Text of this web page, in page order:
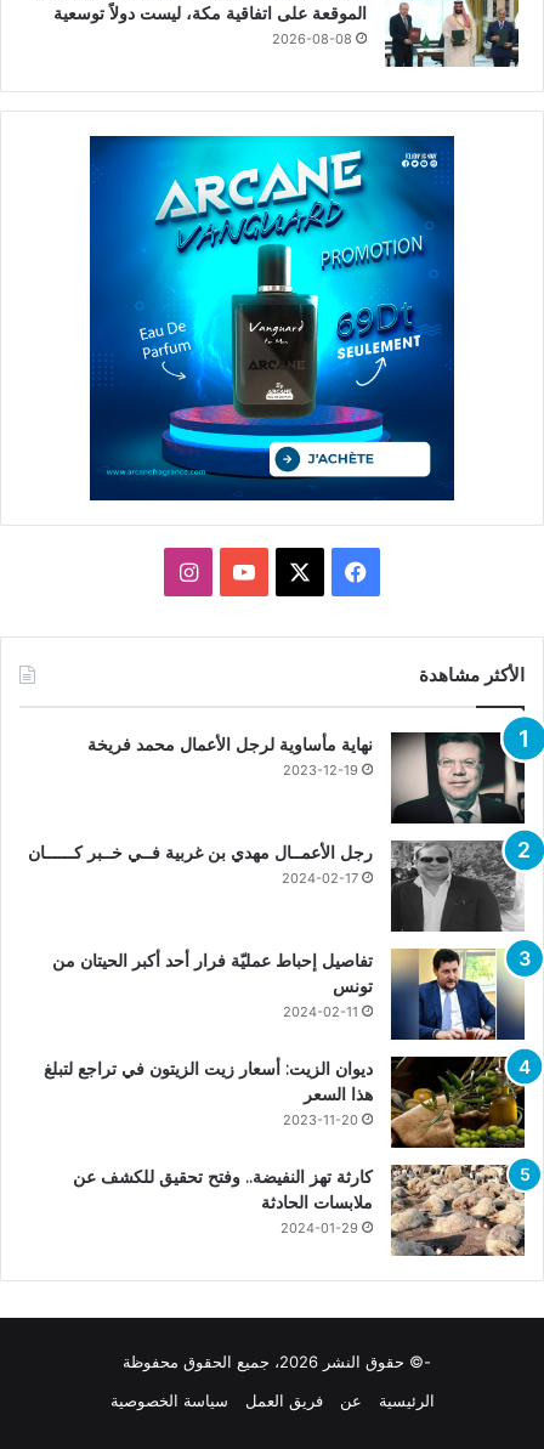
الموقعة على اتفاقية مكة، ليست دولاً توسعية
2026-08-08
فيسبوك يوتيوبانستقرام
الأكثر مشاهدة
نهاية مأساوية لرجل الأعمال محمد فريخة
2023-12-19
رجل الأعمــال مهدي بن غربية فــي خــبر كــــــان
2024-02-17
تفاصيل إحباط عمليّة فرار أحد أكبر الحيتان من
تونس
2024-02-11
ديوان الزيت: أسعار زيت الزيتون في تراجع لتبلغ
هذا السعر
2023-11-20
كارثة تهز النفيضة.. وفتح تحقيق للكشف عن
ملابسات الحادثة
2024-01-29
-© حقوق النشر 2026، جميع الحقوق محفوظة
الرئيسية
عن فريق العمل سياسة الخصوصية